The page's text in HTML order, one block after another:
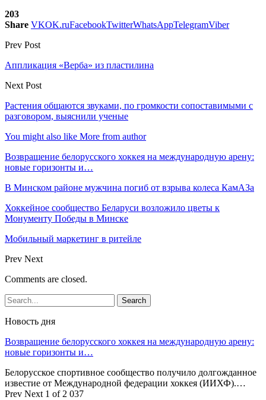
203
Share VKOK.ruFacebookTwitterWhatsAppTelegramViber
Prev Post
Аппликация «Верба» из пластилина
Next Post
Растения общаются звуками, по громкости сопоставимыми с
разговором, выяснили ученые
You might also like More from author
Возвращение белорусского хоккея на международную арену:
новые горизонты и…
В Минском районе мужчина погиб от взрыва колеса КамАЗа
Хоккейное сообщество Беларуси возложило цветы к
Монументу Победы в Минске
Мобильный маркетинг в ритейле
Prev Next
Comments are closed.
Новость дня
Возвращение белорусского хоккея на международную арену:
новые горизонты и…
Белорусское спортивное сообщество получило долгожданное
известие от Международной федерации хоккея (ИИХФ).…
Prev Next 1 of 2 037